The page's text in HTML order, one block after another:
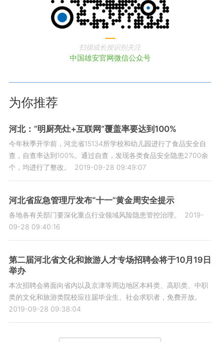
扫描或长按识别关注
中国雄安官网微信公众号
为你推荐
河北：“明厨亮灶+互联网”覆盖率要达到100%
今年秋季开学前，河北省15134所学校和幼儿园进行了食品安全自
查，自查率达到100%。通过自查，发现各类食品安全隐患2700余
个，均进行了整改。
2019-09-28 09:49:07
河北省应急管理厅发布“十一”黄金周安全提示
各地各有关部门要深化重点行业领域风险隐患管控治理。
2019-
09-28 09:40:16
第二届河北省文化和旅游人才专场招聘会将于10月19日
举办
本次招聘会将面向省内以及京津等周边地区本科类、高职类、中职
类的文化和旅游类院校应往届毕业生、社会求职者，免费开放。
2019-09-28 09:38:04